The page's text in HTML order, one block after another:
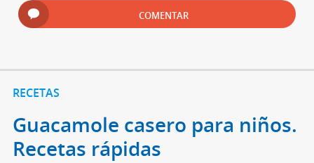
COMENTAR
RECETAS
Guacamole casero para niños.
Recetas rápidas